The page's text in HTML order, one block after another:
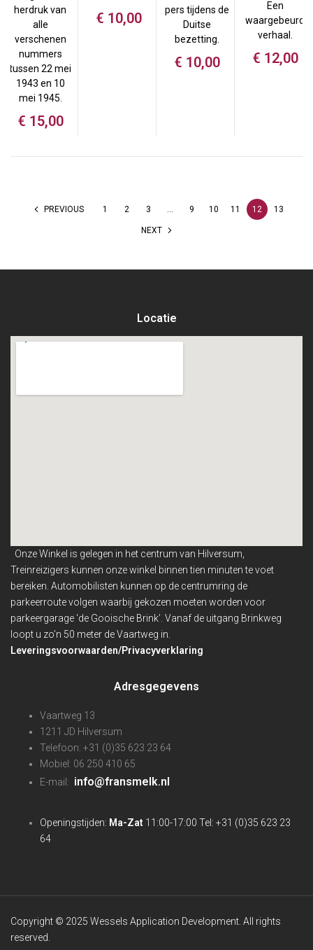
herdruk van
alle
verschenen
nummers
tussen 22 mei
1943 en 10
mei 1945.
€ 15,00
€ 10,00
pers tijdens de
Duitse
bezetting.
€ 10,00
Een
waargebeurd
verhaal.
€ 12,00
PREVIOUS 1 2 3 … 9 10 11 12 13
NEXT
Locatie
Onze Winkel is gelegen in het centrum van Hilversum,
Treinreizigers kunnen onze winkel binnentien minuten te voet
bereiken. Automobilisten kunnen op de centrumring de
parkeerroute volgen waarbij gekozen moeten worden voor
parkeergarage ‘de Gooische Brink’. Vanaf de uitgang Brinkweg
loopt u zo’n 50 meter de Vaartweg in.
Leveringsvoorwaarden/Privacyverklaring
Adresgegevens
Vaartweg 13
1211 JD Hilversum
Telefoon: +31 (0)35 623 23 64
Mobiel: 06 250 410 65
E-mail: info@fransmelk.nl
Openingstijden: Ma-Zat 11:00-17:00 Tel: +31 (0)35 623 23
64
Copyright © 2025 Wessels Application Development. All rights
reserved.